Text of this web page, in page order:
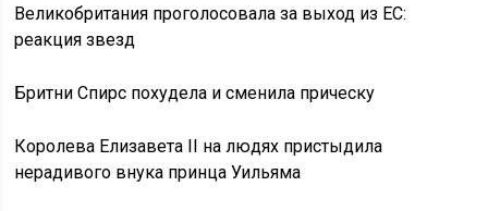
Великобритания проголосовала за выход из ЕС:
реакция звезд
Бритни Спирс похудела и сменила прическу
Королева Елизавета II на людях пристыдила
нерадивого внука принца Уильяма